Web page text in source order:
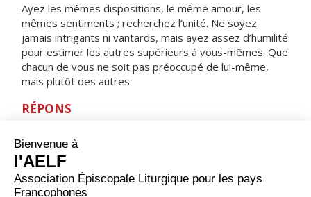
Ayez les mêmes dispositions, le même amour, les
mêmes sentiments ; recherchez l’unité. Ne soyez
jamais intrigants ni vantards, mais ayez assez d’humilité
pour estimer les autres supérieurs à vous-mêmes. Que
chacun de vous ne soit pas préoccupé de lui-même,
mais plutôt des autres.
RÉPONS
il enseigne aux humbles son chemin.
ORAISON
Nous te supplions instamment, Seigneur Jésus, à l'heure